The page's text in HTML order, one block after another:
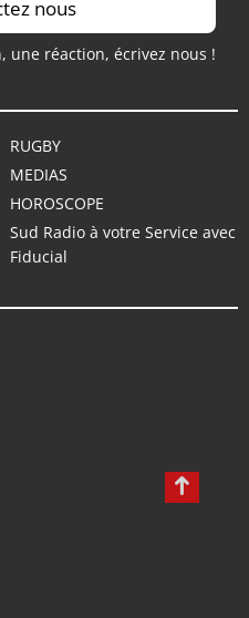
nous
une réaction, écrivez nous !
RUGBY
MEDIAS
HOROSCOPE
Sud Radio à votre Service avec
Fiducial